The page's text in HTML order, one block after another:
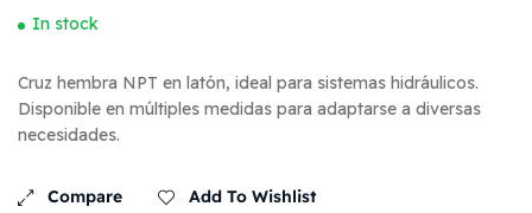
In stock
Cruz hembra NPT en latón, ideal para sistemas hidráulicos.
Disponible en múltiples medidas para adaptarse a diversas
necesidades.
Compare Add To Wishlist